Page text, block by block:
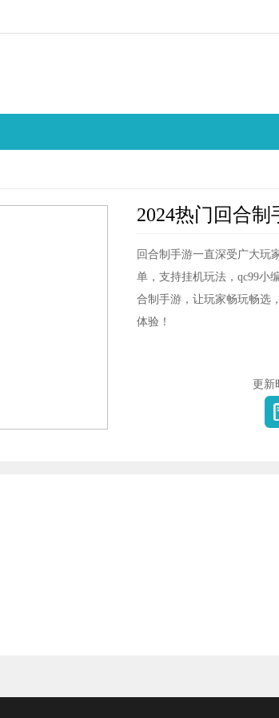
2024热门回合制
回合制手游一直深受广大玩
单，支持挂机玩法，qc99小
合制手游，让玩家畅玩畅选
体验！
更新